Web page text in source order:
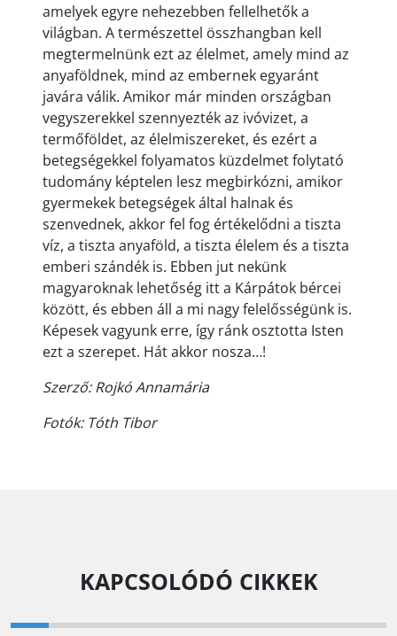
amelyek egyre nehezebben fellelhetők a
világban. A természettel összhangban kell
megtermelnünk ezt az élelmet, amely mind az
anyaföldnek, mind az embernek egyaránt
javára válik. Amikor már minden országban
vegyszerekkel szennyezték az ivóvizet, a
termőföldet, az élelmiszereket, és ezért a
betegségekkel folyamatos küzdelmet folytató
tudomány képtelen lesz megbirkózni, amikor
gyermekek betegségek által halnak és
szenvednek, akkor fel fog értékelődni a tiszta
víz, a tiszta anyaföld, a tiszta élelem és a tiszta
emberi szándék is. Ebben jut nekünk
magyaroknak lehetőség itt a Kárpátok bércei
között, és ebben áll a mi nagy felelősségünk is.
Képesek vagyunk erre, így ránk osztotta Isten
ezt a szerepet. Hát akkor nosza…!
Szerző: Rojkó Annamária
Fotók: Tóth Tibor
KAPCSOLÓDÓ CIKKEK